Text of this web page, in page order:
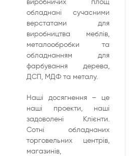
виробничих площ
обладнані сучасними
верстатами для
виробництва меблів,
металообробки та
обладнанням для
фарбування дерева,
ДСП, МДФ та металу.
Наші досягнення – це
наші проекти, наші
задоволені Клієнти.
Сотні обладнаних
торговельних центрів,
магазинів,